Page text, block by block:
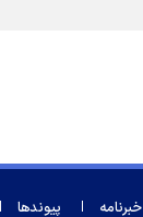
خبرنامه پیوندها